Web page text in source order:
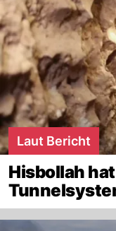
Laut Bericht
Hisbollah